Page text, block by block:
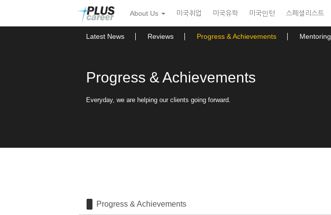
뉴
토
About Us 미국취업 미국유학 미국인턴 스페셜리스트
Latest News Reviews Progress & Achievements Mentoring
Progress & Achievements
Everyday, we are helping our clients going forward.
Progress & Achievements